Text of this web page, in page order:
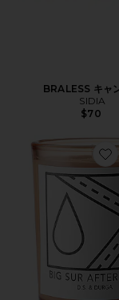
BRALESS キャ
SIDIA
$70